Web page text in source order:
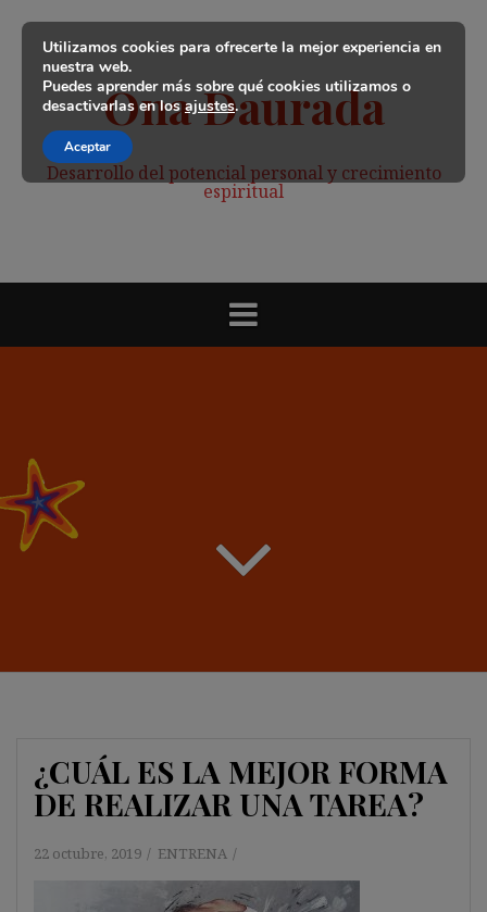
contenido
Ona Daurada
Desarrollo del potencial personal y crecimiento
espiritual
¿CUÁL ES LA MEJOR FORMA
DE REALIZAR UNA TAREA?
22 octubre, 2019 ENTRENA
Utilizamos cookies para ofrecerte la mejor experiencia en
nuestra web.
Puedes aprender más sobre qué cookies utilizamos o
desactivarlas en losajustes.
Aceptar